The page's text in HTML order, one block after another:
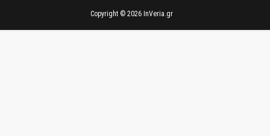
Copyright © 2026 InVeria.gr